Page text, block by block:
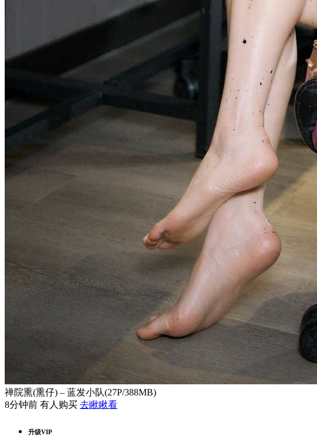
禅院熏(熏仔) – 蓝发小队(27P/388MB)
8分钟前 有人购买 去瞅瞅看
升级VIP